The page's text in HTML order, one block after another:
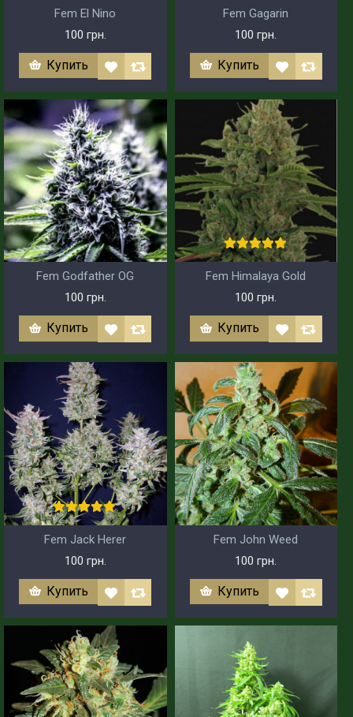
Fem El Nino
100 грн.
Купить
Fem Gagarin
100 грн.
Купить
Fem Godfather OG
100 грн.
Купить
Fem Himalaya Gold
100 грн.
Купить
Fem Jack Herer
100 грн.
Купить
Fem John Weed
100 грн.
Купить